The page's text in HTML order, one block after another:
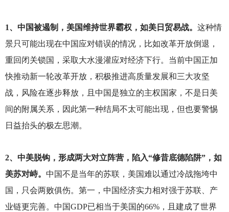
1、中国被遏制，美国维持世界霸权，如美日贸易战。 这种情
景只可能出现在中国应对错误的情况，比如改革开放倒退，
重回闭关锁国，采取大水漫灌应对经济下行。当前中国正加
快推动新一轮改革开放，积极推进高质量发展和三大攻坚
战，风险在逐步释放，且中国是独立的主权国家，不是日美
间的附属关系，因此第一种结局不太可能出现，但也要警惕
日益抬头的极左思潮。
2、中美脱钩，形成两大对立阵营，陷入“修昔底德陷阱”，如
美苏对峙。 中国不是当年的苏联，美国难以通过冷战拖垮中
国，只会两败俱伤。第一，中国经济实力相对强于苏联、产
业链更完善。中国GDP已相当于美国的66%，且建成了世界